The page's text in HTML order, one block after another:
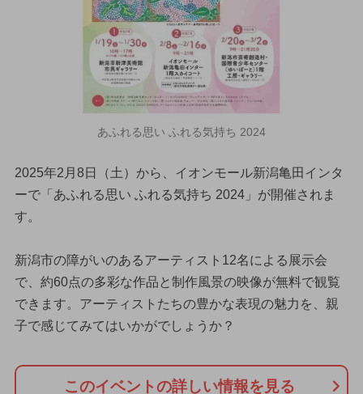
あふれる思い ふれる気持ち 2024
2025年2月8日（土）から、イオンモール新潟亀田インタ
ーで「あふれる思い ふれる気持ち 2024」が開催されま
す。
新潟市の障がいのあるアーティスト12名による展示会
で、約60点の多彩な作品と制作風景の映像が無料で観覧
できます。アーティストたちの豊かな表現の魅力を、親
子で感じてみてはいかがでしょうか？
このイベントの詳しい情報を見る